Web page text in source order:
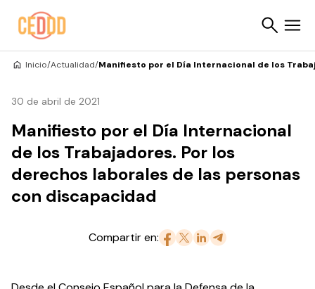
Inicio/Actualidad/Manifiesto por el Día Internacional de los
30 de abril de 2021
Manifiesto por el Día Internacional
de los Trabajadores. Por los
derechos laborales de las personas
con discapacidad
Compartir en: